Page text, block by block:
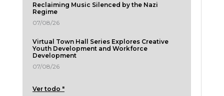
Reclaiming Music Silenced by the Nazi
Regime
07/08/26
Virtual Town Hall Series Explores Creative
Youth Development and Workforce
Development
07/08/26
Ver todo "